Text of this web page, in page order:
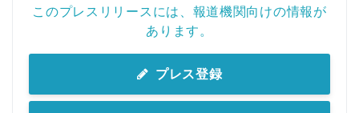
このプレスリリースには、報道機関向けの情報が
あります。
プレス登録